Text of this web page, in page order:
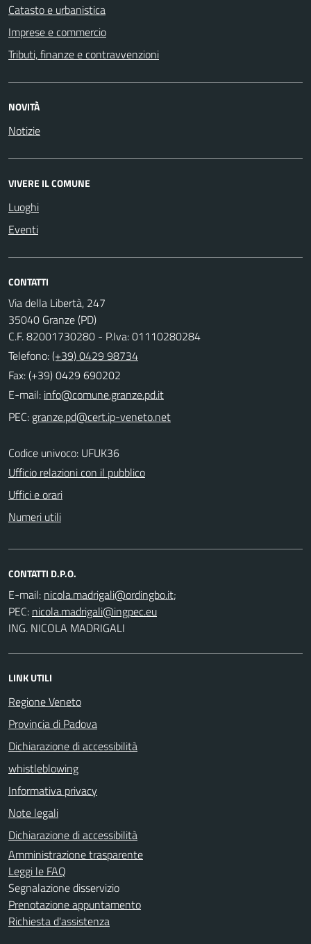
Catasto e urbanistica
Imprese e commercio
Tributi, finanze e contravvenzioni
NOVITÀ
Notizie
VIVERE IL COMUNE
Luoghi
Eventi
CONTATTI
Via della Libertà, 247
35040 Granze (PD)
C.F. 82001730280 - P.Iva: 01110280284
Telefono:(+39) 0429 98734
Fax: (+39) 0429 690202
E-mail:
PEC:
Codice univoco: UFUK36
Ufficio relazioni con il pubblico
Uffici e orari
Numeri utili
CONTATTI D.P.O.
E-mail:
;
PEC:
ING. NICOLA MADRIGALI
LINK UTILI
Regione Veneto
Provincia di Padova
Dichiarazione di accessibilità
whistleblowing
Informativa privacy
Note legali
Dichiarazione di accessibilità
Amministrazione trasparente
Leggi le FAQ
Segnalazione disservizio
Prenotazione appuntamento
Richiesta d'assistenza